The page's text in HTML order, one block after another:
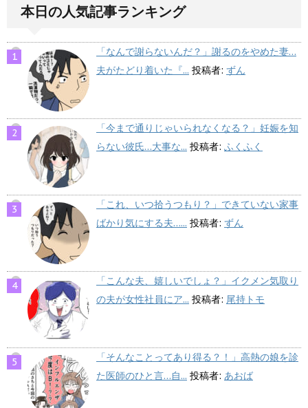
本日の人気記事ランキング
「なんで謝らないんだ？」謝るのをやめた妻…
夫がたどり着いた『... 投稿者: ずん
「今まで通りじゃいられなくなる？」妊娠を知
らない彼氏…大事な... 投稿者: ふくふく
「これ、いつ拾うつもり？」できていない家事
ばかり気にする夫…... 投稿者: ずん
「こんな夫、嬉しいでしょ？」イクメン気取り
の夫が女性社員にア... 投稿者: 尾持トモ
「そんなことってあり得る？！」高熱の娘を診
た医師のひと言…自... 投稿者: あおば